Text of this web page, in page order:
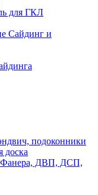
для ГКЛ
Сайдинг и
подоконники
доска
Фанера, ДВП, ДСП,